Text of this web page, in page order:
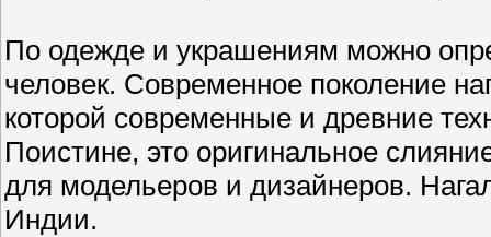
По одежде и украшениям можно
человек. Современное поколение
которой современные и древние
Поистине, это оригинальное
для модельеров и дизайнеров.
Индии.